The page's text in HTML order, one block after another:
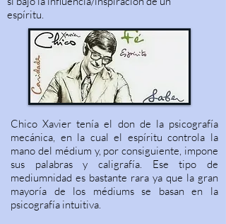
espíritu.
Chico Xavier tenía el don de la psicografía
mecánica, en la cual el espíritu controla la
mano del médium y, por consiguiente, impone
sus palabras y caligrafía. Ese tipo de
mediumnidad es bastante rara ya que la gran
mayoría de los médiums se basan en la
psicografía intuitiva.